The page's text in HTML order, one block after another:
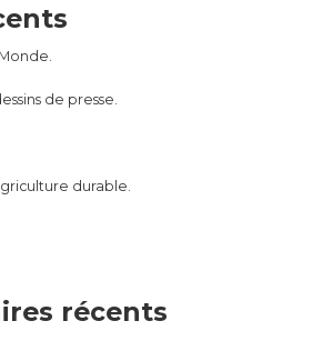
de presse.
durable.
récents